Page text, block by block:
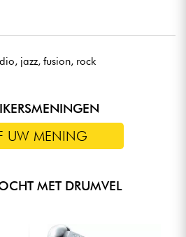
jazz, fusion, rock
UW MENING
MET DRUMVEL